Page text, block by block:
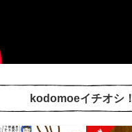
kodomoeイチオシ！